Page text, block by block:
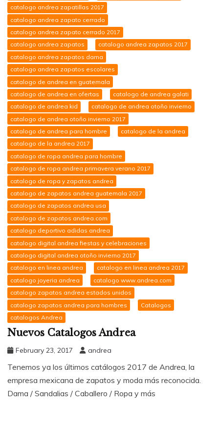
catalogo andrea zapatillas 2017
catalogo andrea zapato cerrado
catalogo andrea zapato cerrado 2017
catalogo andrea zapatos
catalogo andrea zapatos 2017
catalogo andrea zapatos dama
catalogo andrea zapatos escolares
catalogo de andrea en guatemala
catalogo de andrea en ofertas
catalogo de andrea galati
catalogo de andrea kid
catalogo de andrea otoño invierno
catalogo de andrea otoño invierno 2017
catalogo de andrea para hombre
catalogo de la andrea
catalogo de la andrea 2017
catalogo de ropa andrea para hombre
catalogo de ropa andrea primavera verano 2017
catalogo de ropa y zapatos andrea
catalogo de zapatos andrea guatemala 2017
catalogo de zapatos andrea usa
catalogo de zapatos andrea.com
catalogo deportivo adidas andrea
catalogo digital andrea fiestas y celebraciones
catalogo digital andrea otoño invierno 2017
catalogo en linea andrea
catalogo en linea andrea 2017
catalogo joyeria andrea
catalogo www.andrea.com
catalogo zapatos andrea estados unidos
catalogo zapatos andrea para hombres
Catalogos
catalogos Andrea
Nuevos Catalogos Andrea
February 23, 2017 andrea
Tenemos ya los últimos catálogos 2017 de Andrea, la
empresa mexicana de zapatos y moda más reconocida.
Dama / Sandalias / Caballero / Ropa y más